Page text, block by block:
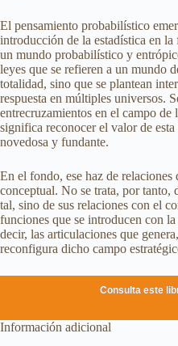
El pensamiento probabilístico
introducción de la estadística en
un mundo probabilístico y
leyes que se refieren a un mundo
totalidad, sino que se plantean
respuesta en múltiples universos.
entrecruzamientos en el campo de
significa reconocer el valor de
novedosa y fundante.
En el fondo, ese haz de relaciones
conceptual. No se trata, por tanto,
tal, sino de sus relaciones con el
funciones que se introducen con
decir, las articulaciones que
reconfigura dicho campo
Consulta este
Información adicional